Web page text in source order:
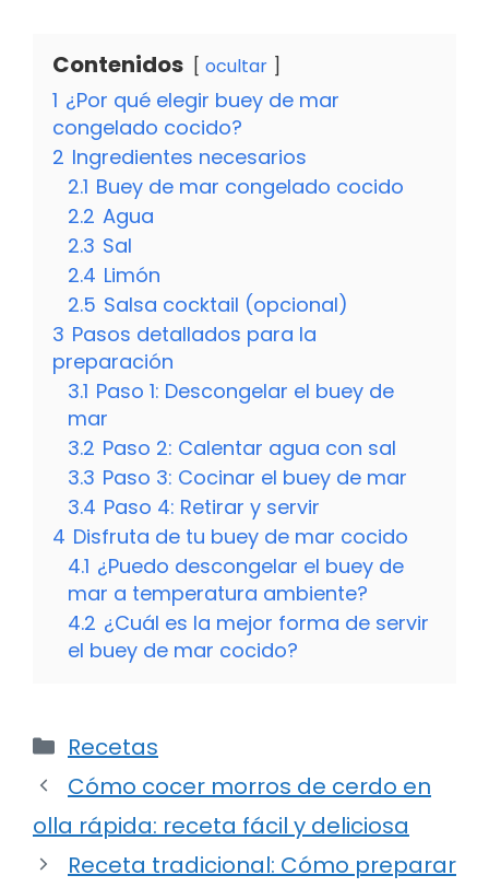
Contenidos ocultar
1 ¿Por qué elegir buey de mar
congelado cocido?
2 Ingredientes necesarios
2.1 Buey de mar congelado cocido
2.2 Agua
2.3 Sal
2.4 Limón
2.5 Salsa cocktail (opcional)
3 Pasos detallados para la
preparación
3.1 Paso 1: Descongelar el buey de
mar
3.2 Paso 2: Calentar agua con sal
3.3 Paso 3: Cocinar el buey de mar
3.4 Paso 4: Retirar y servir
4 Disfruta de tu buey de mar cocido
4.1 ¿Puedo descongelar el buey de
mar a temperatura ambiente?
4.2 ¿Cuál es la mejor forma de servir
el buey de mar cocido?
Categorías
Recetas
Cómo cocer morros de cerdo en
olla rápida: receta fácil y deliciosa
Receta tradicional: Cómo preparar